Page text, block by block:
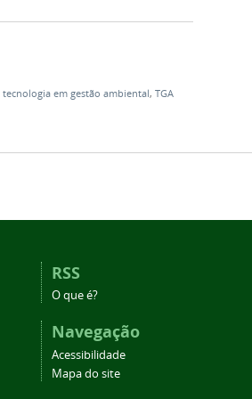
tecnologia em gestão ambiental, TGA
RSS
O que é?
Navegação
Acessibilidade
Mapa do site